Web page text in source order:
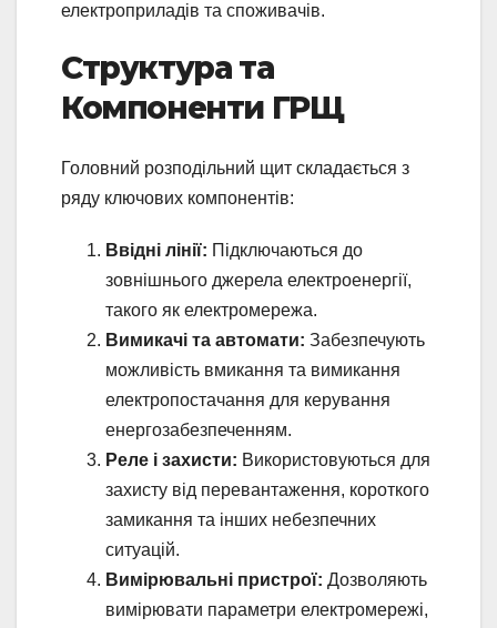
електроприладів та споживачів.
Структура та
Компоненти ГРЩ
Головний розподільний щит складається з
ряду ключових компонентів:
Ввідні лінії: Підключаються до
зовнішнього джерела електроенергії,
такого як електромережа.
Вимикачі та автомати: Забезпечують
можливість вмикання та вимикання
електропостачання для керування
енергозабезпеченням.
Реле і захисти: Використовуються для
захисту від перевантаження, короткого
замикання та інших небезпечних
ситуацій.
Вимірювальні пристрої: Дозволяють
вимірювати параметри електромережі,